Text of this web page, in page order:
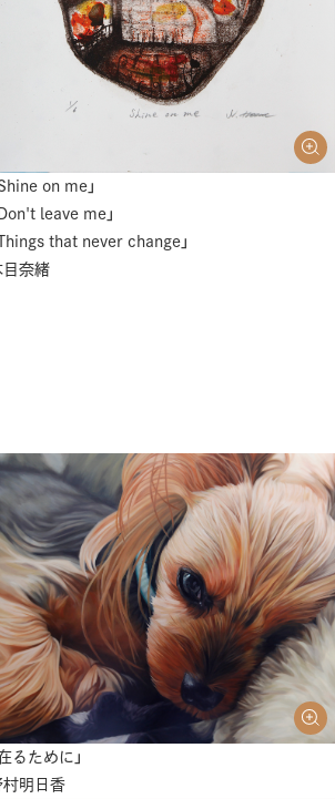
Shine on me」
Don't leave me」
Things that never change」
目奈緒
在るために」
村明日香